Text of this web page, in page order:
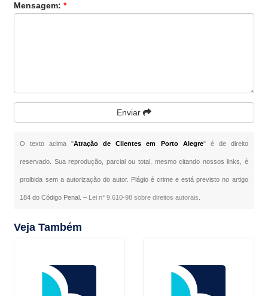
Mensagem:*
Enviar
O texto acima "Atração de Clientes em Porto Alegre" é de direito
reservado. Sua reprodução, parcial ou total, mesmo citando nossos links, é
proibida sem a autorização do autor. Plágio é crime e está previsto no artigo
184 do Código Penal. – Lei n° 9.610-98 sobre direitos autorais
Veja Também